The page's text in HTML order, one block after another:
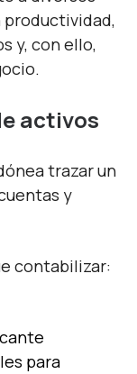
y, con ello,
activos
trazar un
y
contabilizar:
para